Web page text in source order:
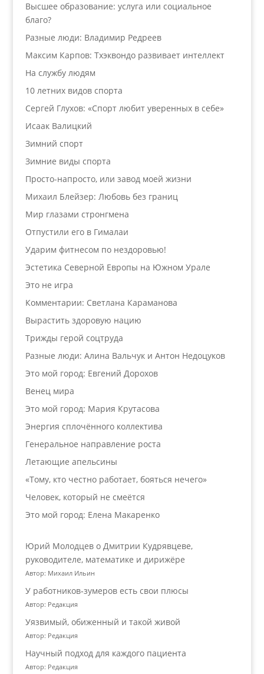
Высшее образование: услуга или социальное
благо?
Разные люди: Владимир Редреев
Максим Карпов: Тхэквондо развивает интеллект
На службу людям
10 летних видов спорта
Сергей Глухов: «Спорт любит уверенных в себе»
Исаак Валицкий
Зимний спорт
Зимние виды спорта
Просто-напросто, или завод моей жизни
Михаил Блейзер: Любовь без границ
Мир глазами стронгмена
Отпустили его в Гималаи
Ударим фитнесом по нездоровью!
Эстетика Северной Европы на Южном Урале
Это не игра
Комментарии: Светлана Караманова
Вырастить здоровую нацию
Трижды герой соцтруда
Разные люди: Алина Вальчук и Антон Недоцуков
Это мой город: Евгений Дорохов
Венец мира
Это мой город: Мария Крутасова
Энергия сплочённого коллектива
Генеральное направление роста
Летающие апельсины
«Тому, кто честно работает, бояться нечего»
Человек, который не смеётся
Это мой город: Елена Макаренко
Юрий Молодцев о Дмитрии Кудрявцеве,
руководителе, математике и дирижёре
Автор: Михаил Ильин
У работников‑зумеров есть свои плюсы
Автор: Редакция
Уязвимый, обиженный и такой живой
Автор: Редакция
Научный подход для каждого пациента
Автор: Редакция